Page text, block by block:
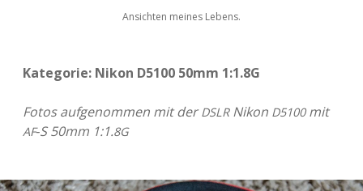
Ansichten meines Lebens.
Kategorie: Nikon D5100 50mm 1:1.8G
Fotos auf­ge­nom­men mit derDSLRNikon D5100mit
AF‑S 50mm 1:1.8G